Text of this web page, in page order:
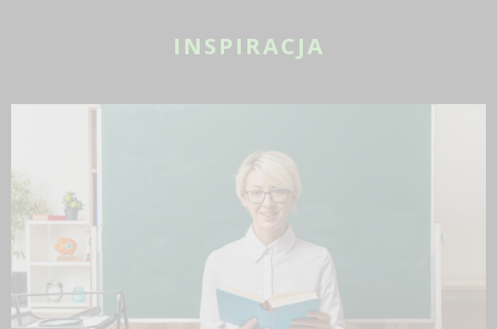
INSPIRACJA